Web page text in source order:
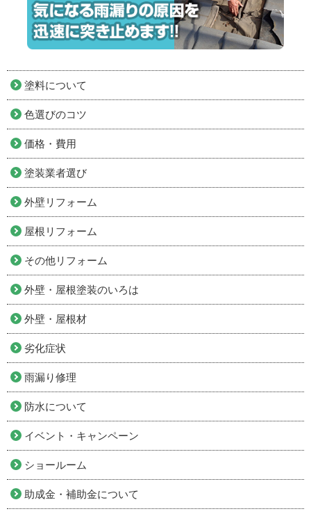
塗料について
色選びのコツ
価格・費用
塗装業者選び
外壁リフォーム
屋根リフォーム
その他リフォーム
外壁・屋根塗装のいろは
外壁・屋根材
劣化症状
雨漏り修理
防水について
イベント・キャンペーン
ショールーム
助成金・補助金について